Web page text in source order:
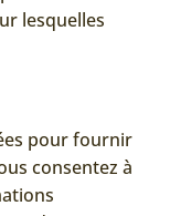
lesquelles
pour fournir
consentez à